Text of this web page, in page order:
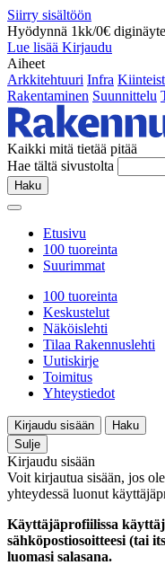
Siirry sisältöön
Hyödynnä 1kk/0€
Lue lisää Kirjaudu
Aiheet
Arkkitehtuuri Infra
Rakentaminen Suunnittelu
Kaikki mitä tietää pitää
Hae tältä sivustolta
Haku
Etusivu
100 tuoreinta
Suurimmat
100 tuoreinta
Keskustelut
Näköislehti
Tilaa Rakennuslehti
Uutiskirje
Toimitus
Yhteystiedot
Kirjaudu sisään
Haku
Sulje
Kirjaudu sisään
Voit kirjautua sisään, jos
yhteydessä luonut
Käyttäjäprofiilissa
sähköpostiosoitteesi (tai
luomasi salasana.